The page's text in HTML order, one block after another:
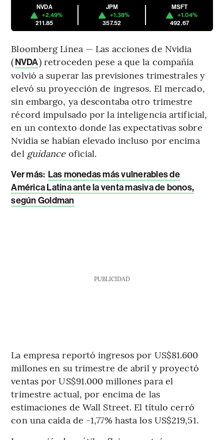
NVDA
+2.49%
211.85
JPM
+1.38%
357.52
MSFT
+1.04%
492.67
Bloomberg Línea — Las acciones de Nvidia
(NVDA) retroceden pese a que la compañía
volvió a superar las previsiones trimestrales y
elevó su proyección de ingresos. El mercado,
sin embargo, ya descontaba otro trimestre
récord impulsado por la inteligencia artificial,
en un contexto donde las expectativas sobre
Nvidia se habían elevado incluso por encima
del guidance oficial.
Ver más: Las monedas más vulnerables de
América Latina ante la venta masiva de bonos,
según Goldman
PUBLICIDAD
La empresa reportó ingresos por US$81.600
millones en su trimestre de abril y proyectó
ventas por US$91.000 millones para el
trimestre actual, por encima de las
estimaciones de Wall Street. El título cerró
con una caída de -1,77% hasta los US$219,51.